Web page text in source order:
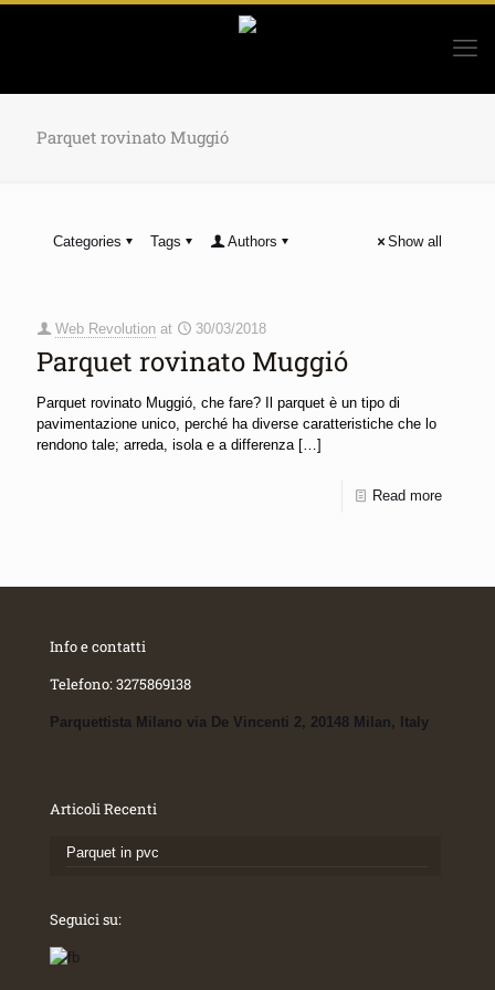
Parquet rovinato Muggió
Categories Tags Authors Show all
Web Revolution at 30/03/2018
Parquet rovinato Muggió
Parquet rovinato Muggió, che fare? Il parquet è un tipo di
pavimentazione unico, perché ha diverse caratteristiche che lo
rendono tale; arreda, isola e a differenza[…]
Read more
Info e contatti
Telefono:3275869138
Parquettista Milano via De Vincenti 2, 20148 Milan, Italy
Articoli Recenti
Parquet in pvc
Seguici su: